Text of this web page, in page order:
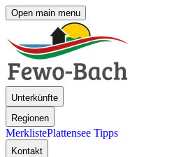
Open main menu
Unterkünfte
Regionen
MerklistePlattensee Tipps
Kontakt